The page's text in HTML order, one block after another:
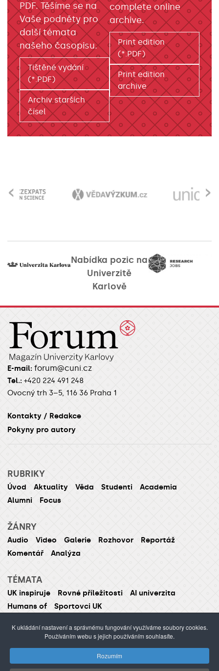
PDF. Těšíme se na
Vaše podněty pro
další témata
našeho časopisu.
Tištěné vydání
(*.PDF)
Archiv starších
čísel
complete online
archive.
Print edition
(*.PDF)
Print edition
archive
›
‹
Nabídka pozic na
Univerzitě
Karlově
E-mail: forum@cuni.cz
Tel.: +420 224 491 248
Ovocný trh 3–5, 116 36 Praha 1
Kontakty / Redakce
Pokyny pro autory
RUBRIKY
Úvod Aktuality Věda Studenti
Academia
Alumni
Focus
ŽÁNRY
Audio Video Galerie Rozhovor
Reportáž
Komentář
Analýza
TÉMATA
UK inspiruje Rovné příležitosti
AI univerzita
Humans of
Sportovci UK
Publikování nebo šíření obsahu je zakázáno bez
K ukládání nastavení a správnému fungování využíváme soubory cookies.
Používáním webu s jejich používáním souhlasíte.
Rozumím